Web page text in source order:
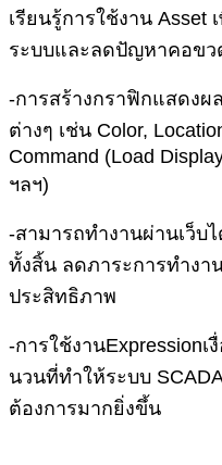
เรียนรู้การใช้งาน Asset
ระบบและลดปัญหาคอขว
-การสร้างกราฟิกแสดงผ
ต่างๆ เช่น Color,
Command (Load
ฯลฯ)
-สามารถทำงานผ่านเว็บ
ทั้งสิ้น ลดภาระการทำงา
ประสิทธิภาพ
-การใช้งานExpressionเ
นวนที่ทำให้ระบบ
ต้องการมากยิ่งขึ้น